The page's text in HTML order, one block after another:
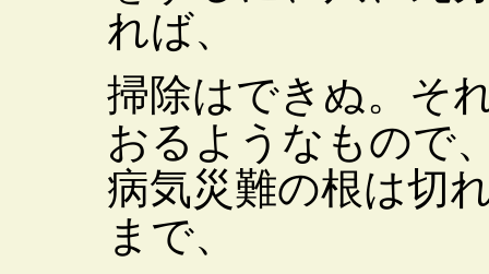
れば、
掃除はできぬ。そ
おるようなもので
病気災難の根は切
まで、